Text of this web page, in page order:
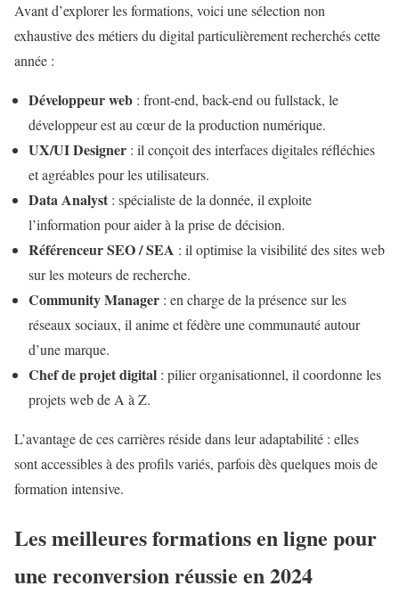
Avant d’explorer les formations, voici une sélection non
exhaustive des métiers du digital particulièrement recherchés cette
année :
Développeur web : front-end, back-end ou fullstack, le
développeur est au cœur de la production numérique.
UX/UI Designer : il conçoit des interfaces digitales réfléchies
et agréables pour les utilisateurs.
Data Analyst : spécialiste de la donnée, il exploite
l’information pour aider à la prise de décision.
Référenceur SEO / SEA : il optimise la visibilité des sites web
sur les moteurs de recherche.
Community Manager : en charge de la présence sur les
réseaux sociaux, il anime et fédère une communauté autour
d’une marque.
Chef de projet digital : pilier organisationnel, il coordonne les
projets web de A à Z.
L’avantage de ces carrières réside dans leur adaptabilité : elles
sont accessibles à des profils variés, parfois dès quelques mois de
formation intensive.
Les meilleures formations en ligne pour
une reconversion réussie en 2024